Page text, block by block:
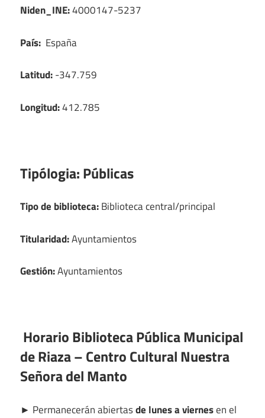
Niden_INE:4000147-5237
País: España
Latitud:-347.759
Longitud:412.785
Tipólogia:Públicas
Tipo de biblioteca:Biblioteca central/principal
Titularidad:Ayuntamientos
Gestión:Ayuntamientos
Horario Biblioteca Pública Municipal
de Riaza – Centro Cultural Nuestra
Señora del Manto
► Permanecerán abiertasde lunes a viernesen el